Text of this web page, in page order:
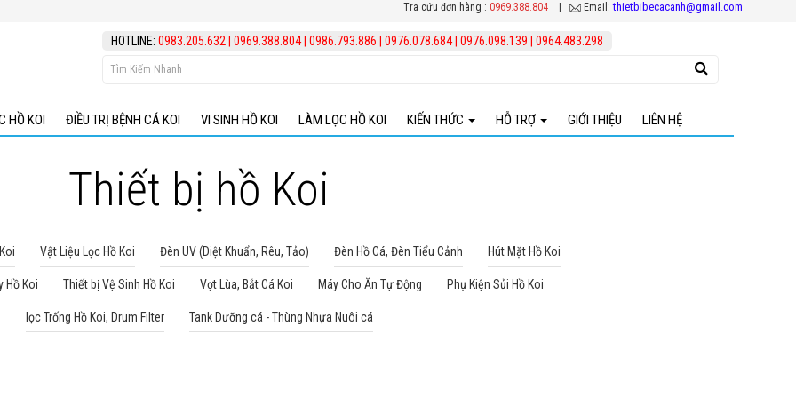
Tra cứu đơn hàng : 0969.388.804 Email:thietbibecacanh@gmail.com
HOTLINE:0983.205.632 |0969.388.804|0986.793.886 |0976.078.684|0976.098.139 |0964.483.298
HỒ KOI ĐIỀU TRỊ BỆNH CÁ KOI VI SINH HỒ KOI LÀM LỌC HỒ KOI KIẾN THỨC HỖ TRỢ GIỚI THIỆU LIÊN HỆ
Thiết bị hồ Koi
Vật Liệu Lọc Hồ Koi Đèn UV (Diệt Khuẩn, Rêu, Tảo) Đèn Hồ Cá, Đèn Tiểu Cảnh Hút Mặt Hồ Koi
Hồ Koi Thiết bị Vệ Sinh Hồ Koi Vợt Lùa, Bắt Cá Koi Máy Cho Ăn Tự Động Phụ Kiện Sủi Hồ Koi
lọc Trống Hồ Koi, Drum Filter Tank Dưỡng cá - Thùng Nhựa Nuôi cá